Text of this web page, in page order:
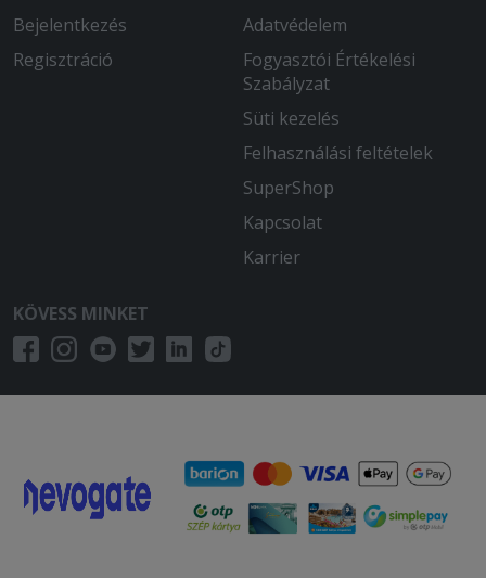
Bejelentkezés
Regisztráció
Adatvédelem
Fogyasztói Értékelési
Szabályzat
Süti kezelés
Felhasználási feltételek
SuperShop
Kapcsolat
Karrier
KÖVESS MINKET